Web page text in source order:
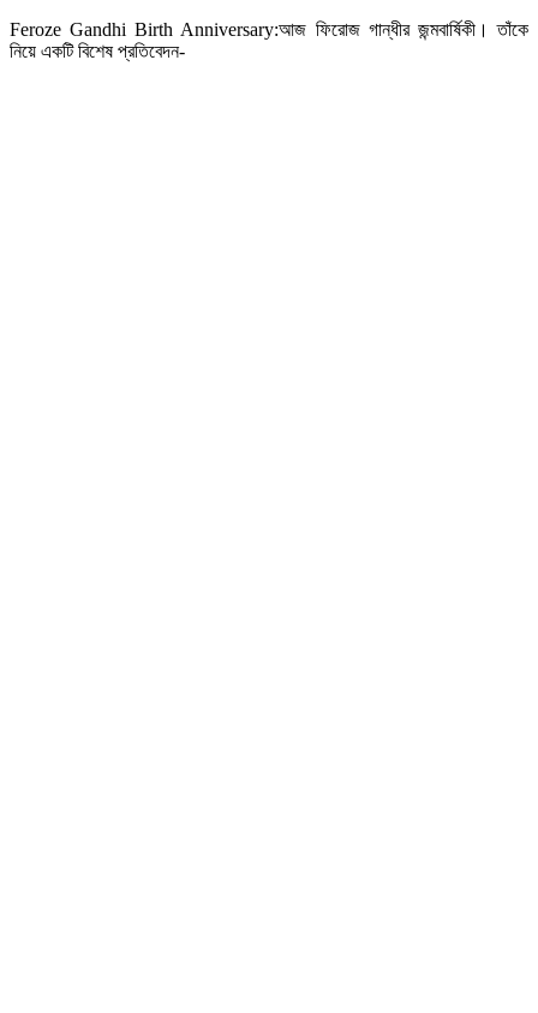
Feroze Gandhi Birth Anniversary:আজ ফিরোজ গান্ধীর জন্মবার্ষিকী। তাঁকে
নিয়ে একটি বিশেষ প্রতিবেদন-